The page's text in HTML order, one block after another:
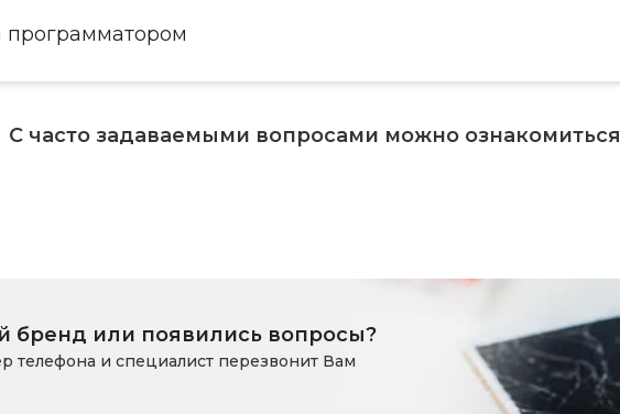
С часто задаваемыми вопросами можно ознакомиться
бренд или появились вопросы?
телефона и специалист перезвонит Вам